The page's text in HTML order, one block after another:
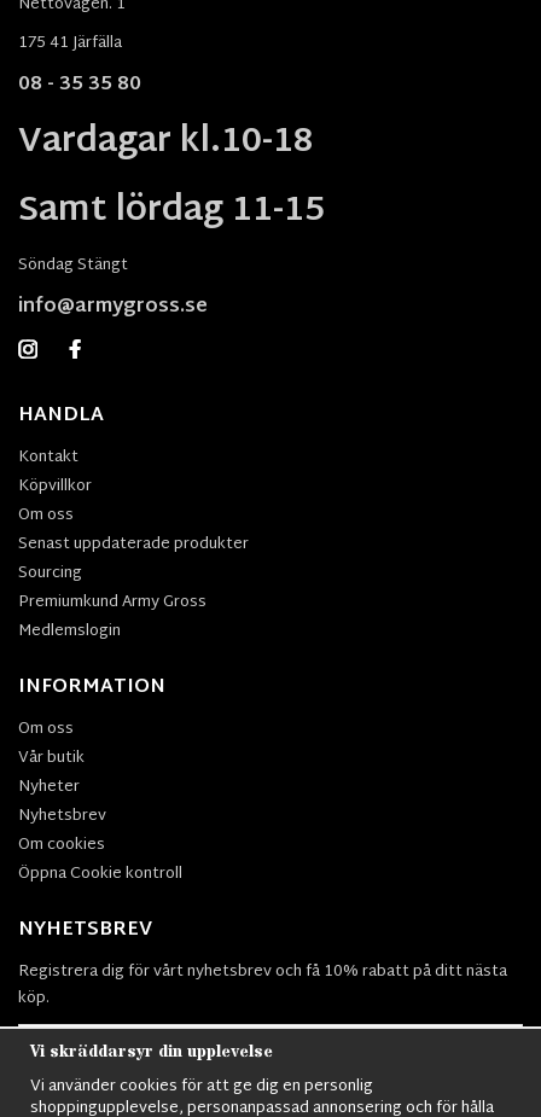
175 41 Järfälla
08 - 35 35 80
Vardagar kl.10-18
Samt lördag 11-15
Söndag Stängt
info@armygross.se
HANDLA
Kontakt
Köpvillkor
Om oss
Senast uppdaterade produkter
Sourcing
Premiumkund Army Gross
Medlemslogin
INFORMATION
Om oss
Vår butik
Nyheter
Nyhetsbrev
Om cookies
Öppna Cookie kontroll
NYHETSBREV
Registrera dig för vårt nyhetsbrev och få 10% rabatt på ditt nästa
köp.
Prenumerera
Vi skräddarsyr din upplevelse
Vi använder cookies för att ge dig en personlig
shoppingupplevelse, personanpassad annonsering och för hålla